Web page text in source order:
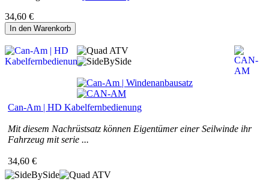
34,60 €
In den Warenkorb
Can-Am | HD Kabelfernbedienung
Mit diesem Nachrüstsatz können Eigentümer einer Seilwinde ihr
Fahrzeug mit serie ...
34,60 €